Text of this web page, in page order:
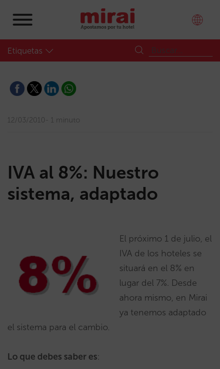
Etiquetas
12/03/2010 1 minuto
IVA al 8%: Nuestro
sistema, adaptado
El próximo 1 de julio, el
IVA de los hoteles se
situará en el 8% en
lugar del 7%. Desde
ahora mismo, en Mirai
ya tenemos adaptado
el sistema para el cambio
Lo que debes saber es: